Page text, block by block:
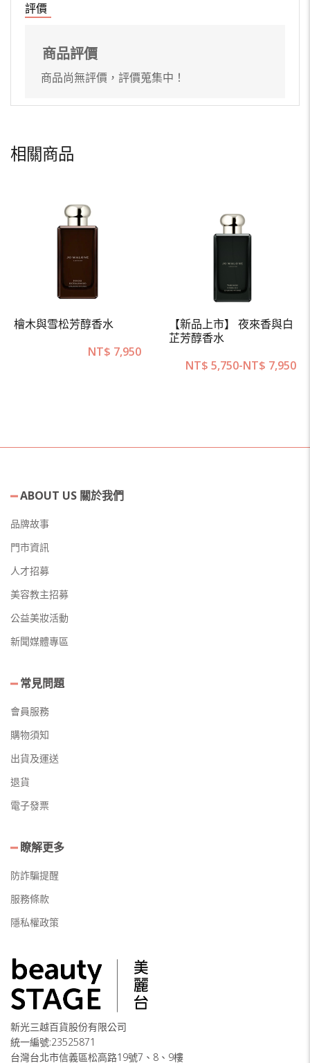
評價
商品評價
商品尚無評價，評價蒐集中！
相關商品
檜木與雪松芳醇香水
NT$ 7,950
【新品上市】 夜來香與白
芷芳醇香水
NT$ 5,750-NT$ 7,950
ABOUT US 關於我們
品牌故事
門市資訊
人才招募
美容教主招募
公益美妝活動
新聞媒體專區
常見問題
會員服務
購物須知
出貨及運送
退貨
電子發票
瞭解更多
防詐騙提醒
服務條款
隱私權政策
新光三越百貨股份有限公司
統一編號:23525871
台灣台北市信義區松高路19號7、8、9樓